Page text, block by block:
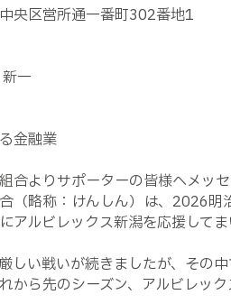
央区営所通一番町302番地1
一
金融業
合よりサポーターの皆様へメッ
（略称：けんしん）は、2026
アルビレックス新潟を応援してま
しい戦いが続きましたが、その
から先のシーズン、アルビレッ